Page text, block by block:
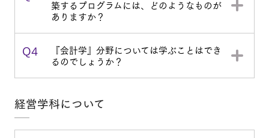
築するプログラムには、どのようなものが
ありますか？
Q4 『会計学』分野については学ぶことはでき
るのでしょうか？
経営学科について